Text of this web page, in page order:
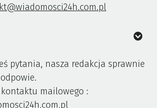
pytania, nasza redakcja sprawnie
mailowego :